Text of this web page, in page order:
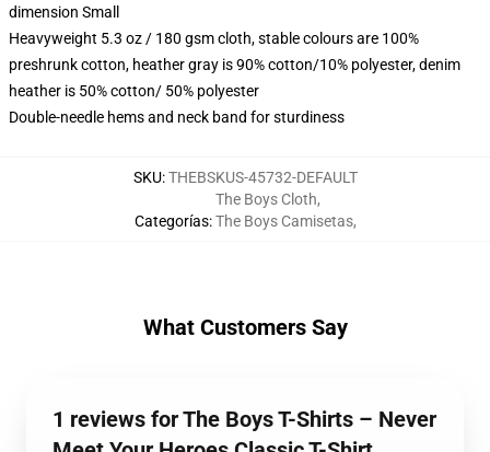
dimension Small
Heavyweight 5.3 oz / 180 gsm cloth, stable colours are 100%
preshrunk cotton, heather gray is 90% cotton/10% polyester, denim
heather is 50% cotton/ 50% polyester
Double-needle hems and neck band for sturdiness
SKU:THEBSKUS-45732-DEFAULT
Categorías:
The Boys Cloth,
The Boys Camisetas,
What Customers Say
1 reviews for The Boys T-Shirts – Never